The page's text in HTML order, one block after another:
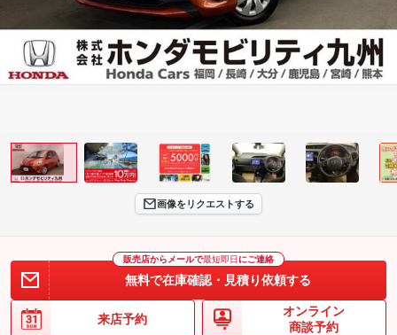
画像をリクエストする
販売店からメールで最短即日 にご連絡
無料で在庫確認・見積り依頼する
来店予約
オンライン
商談予約